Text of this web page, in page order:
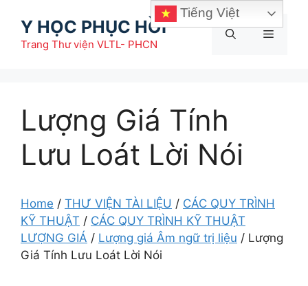
Y HỌC PHỤC HỒI
Trang Thư viện VLTL- PHCN
Menu
Lượng Giá Tính
Lưu Loát Lời Nói
Home / THƯ VIỆN TÀI LIỆU / CÁC QUY TRÌNH
KỸ THUẬT / CÁC QUY TRÌNH KỸ THUẬT
LƯỢNG GIÁ / Lượng giá Âm ngữ trị liệu / Lượng
Giá Tính Lưu Loát Lời Nói
Tiếng Việt